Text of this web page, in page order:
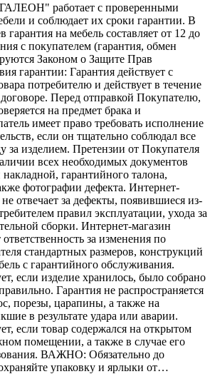
работает с проверенными
и соблюдает их сроки гарантии. В
гарантия на мебель составляет от 12 до
с покупателем (гарантия, обмен
Законом о Защите Прав
гарантии: Гарантия действует с
потребителю и действует в течение
Перед отправкой Покупателю,
на предмет брака и
имеет право требовать исполнение
если он тщательно соблюдал все
за изделием. Претензии от Покупателя
всех необходимых документов
гарантийного талона,
фотографии дефекта. Интернет-
отвечает за дефекты, появившиеся из-
правил эксплуатации, ухода за
сборки. Интернет-магазин
за изменения по
стандартных размеров, конструкций
с гарантийного обслуживания.
если изделие хранилось, было собрано
Гарантия не распространяется
порезы, царапины, а также на
в результате удара или аварии.
если товар содержался на открытом
помещении, а также в случае его
ВАЖНО: Обязательно до
упаковку и ярлыки от…